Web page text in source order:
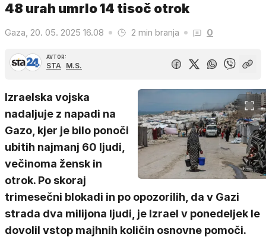
48 urah umrlo 14 tisoč otrok
Gaza, 20. 05. 2025 16.08 2 min branja 0
AVTOR:
STA M.S.
Izraelska vojska
nadaljuje z napadi na
Gazo, kjer je bilo ponoči
ubitih najmanj 60 ljudi,
večinoma žensk in
otrok. Po skoraj
trimesečni blokadi in po opozorilih, da v Gazi
strada dva milijona ljudi, je Izrael v ponedeljek le
dovolil vstop majhnih količin osnovne pomoči.